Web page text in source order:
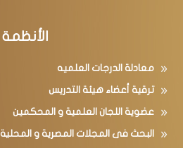
الأنظمة
معادلة الدرجات العلميه
ترقية أعضاء هيئة التدريس
عضوية اللجان العلمية و المحكمين
البحث فى المجلات المصرية و المحلية